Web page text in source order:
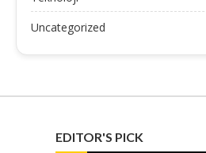
Uncategorized
EDITOR'S PICK